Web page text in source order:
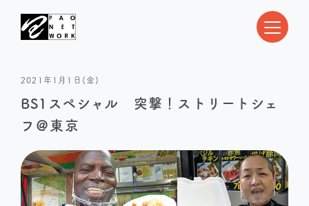
2021年1月1日(金)
BS1スペシャル 突撃！ストリートシェ
フ＠東京